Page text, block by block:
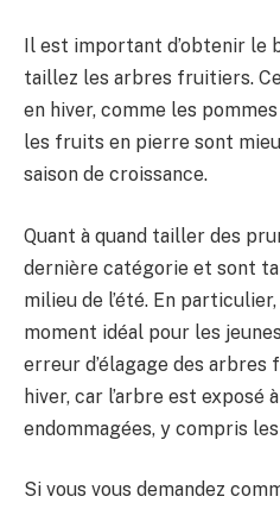
Il est important d’obtenir le
taillez les arbres fruitiers.
en hiver, comme les
les fruits en pierre sont
saison de croissance.
Quant à quand tailler des
dernière catégorie et sont
milieu de l’été. En
moment idéal pour les
erreur d’élagage des
hiver, car l’arbre est exposé
endommagées, y compris
Si vous vous demandez